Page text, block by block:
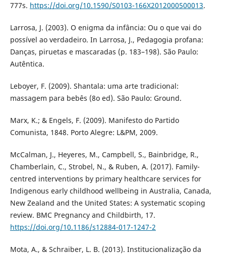
777s. https://doi.org/10.1590/S0103-166X2012000500013.
Larrosa, J. (2003). O enigma da infância: Ou o que vai do
possível ao verdadeiro. In Larrosa, J., Pedagogia profana:
Danças, piruetas e mascaradas (p. 183–198). São Paulo:
Autêntica.
Leboyer, F. (2009). Shantala: uma arte tradicional:
massagem para bebês (8o ed). São Paulo: Ground.
Marx, K.; & Engels, F. (2009). Manifesto do Partido
Comunista, 1848. Porto Alegre: L&PM, 2009.
McCalman, J., Heyeres, M., Campbell, S., Bainbridge, R.,
Chamberlain, C., Strobel, N., & Ruben, A. (2017). Family-
centred interventions by primary healthcare services for
Indigenous early childhood wellbeing in Australia, Canada,
New Zealand and the United States: A systematic scoping
review. BMC Pregnancy and Childbirth, 17.
https://doi.org/10.1186/s12884-017-1247-2
Mota, A., & Schraiber, L. B. (2013). Institucionalização da